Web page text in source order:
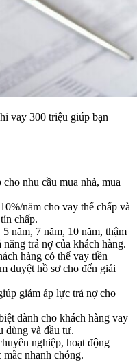
vay 300 triệu giúp bạn
nhu cầu mua nhà, mua
năm cho vay thế chấp và
chấp.
năm, 7 năm, 10 năm, thậm
trả nợ của khách hàng.
hàng có thể vay tiền
duyệt hồ sơ cho đến giải
giảm áp lực trả nợ cho
dành cho khách hàng vay
dùng và đầu tư.
nghiệp, hoạt động
mắc nhanh chóng.